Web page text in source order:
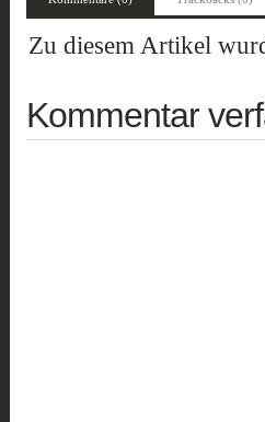
Zu diesem Artikel
Kommentar